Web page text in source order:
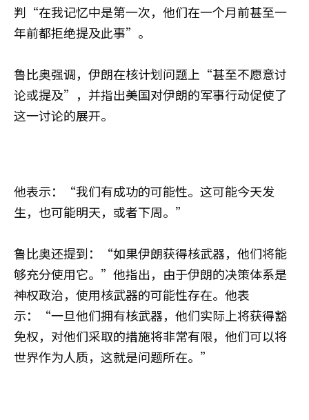
判“在我记忆中是第一次，他们在一个月前甚至一
年前都拒绝提及此事”。
鲁比奥强调，伊朗在核计划问题上“甚至不愿意讨
论或提及”，并指出美国对伊朗的军事行动促使了
这一讨论的展开。
他表示：“我们有成功的可能性。这可能今天发
生，也可能明天，或者下周。”
鲁比奥还提到：“如果伊朗获得核武器，他们将能
够充分使用它。”他指出，由于伊朗的决策体系是
神权政治，使用核武器的可能性存在。他表
示：“一旦他们拥有核武器，他们实际上将获得豁
免权，对他们采取的措施将非常有限，他们可以将
世界作为人质，这就是问题所在。”